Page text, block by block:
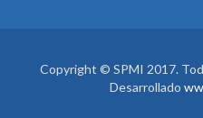
Copyright © SPMI 2017.
Desarrollado